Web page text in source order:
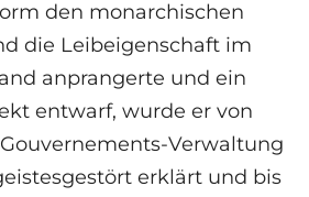
den monarchischen
die Leibeigenschaft im
anprangerte und ein
entwarf, wurde er von
Verwaltung
erklärt und bis